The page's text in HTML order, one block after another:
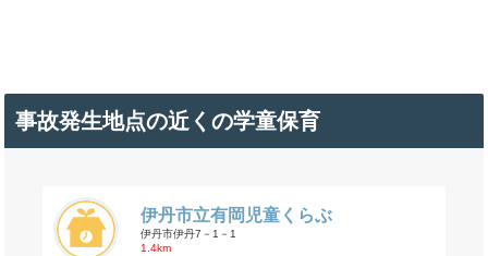
事故発生地点の近くの学童保育
伊丹市立有岡児童くらぶ
伊丹市伊丹7－1－1
1.4km